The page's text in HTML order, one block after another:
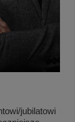
jubilatowi